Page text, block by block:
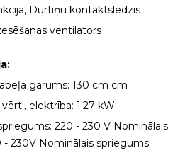
Durtiņu kontaktslēdzis
ventilators
garums: 130 cm cm
elektrība: 1.27 kW
220 - 230 V Nominālais
230V Nominālais spriegums: